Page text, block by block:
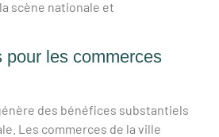
scène nationale et
pour les commerces
des bénéfices substantiels
Les commerces de la ville